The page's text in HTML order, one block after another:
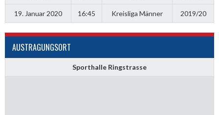
19. Januar 2020 16:45 Kreisliga Männer 2019/20
AUSTRAGUNGSORT
Sporthalle Ringstrasse